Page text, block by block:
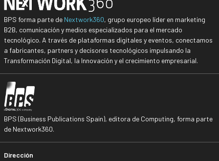
BPS forma parte de Nextwork360, grupo europeo líder en marketing
B2B, comunicación y medios especializados para el mercado
tecnológico. A través de plataformas digitales y eventos, conectamos
a fabricantes, partners y decisores tecnológicos impulsando la
Transformación Digital, la Innovación y el crecimiento empresarial.
BPS (Business Publications Spain), editora de Computing, forma parte
de Nextwork360.
Dirección